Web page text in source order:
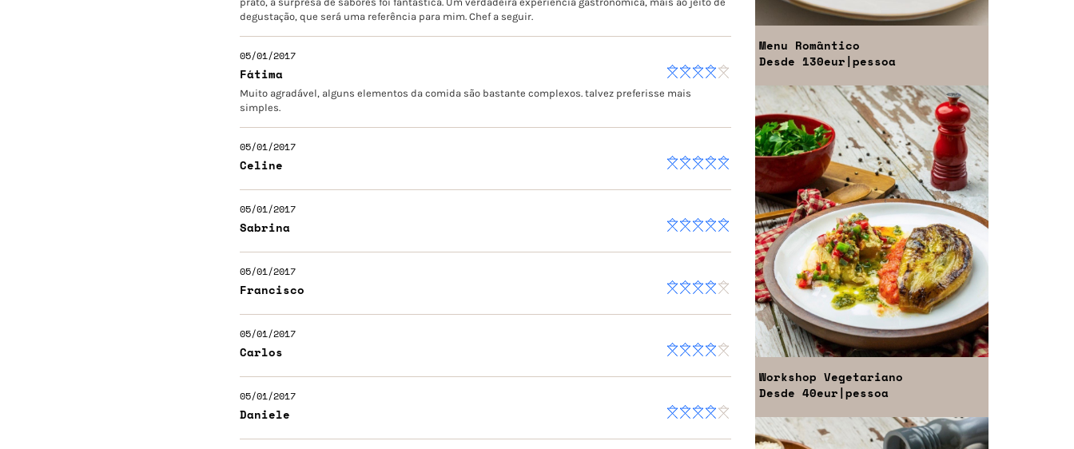
degustação, que será uma referência para mim. Chef a seguir.
05/01/2017
Fátima
Muito agradável, alguns elementos da comida são bastante complexos. talvez preferisse mais
simples.
05/01/2017
Celine
05/01/2017
Sabrina
05/01/2017
Francisco
05/01/2017
Carlos
05/01/2017
Daniele
Menu Romântico
Desde 130eur|pessoa
Workshop Vegetariano
Desde 40eur|pessoa